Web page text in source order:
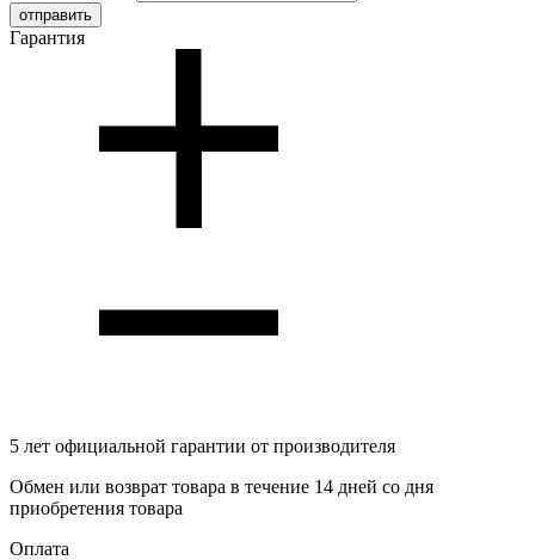
Гарантия
5 лет официальной гарантии от производителя
Обмен или возврат товара в течение 14 дней со дня
приобретения товара
Оплата